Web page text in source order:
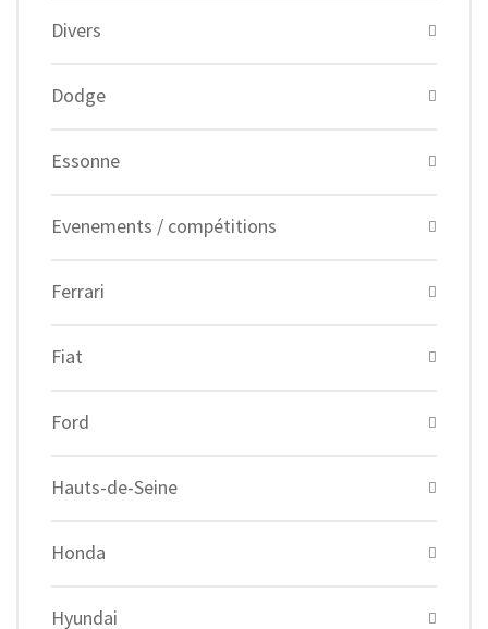
Divers
Dodge
Essonne
Evenements / compétitions
Ferrari
Fiat
Ford
Hauts-de-Seine
Honda
Hyundai